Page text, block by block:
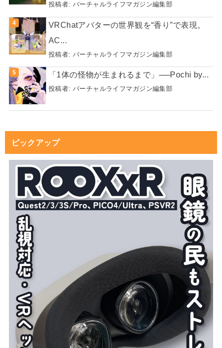
投稿者: バーチャルライフマガジン編集部
VRChatアバターの世界観を“香り”で表現。
AC...
投稿者: バーチャルライフマガジン編集部
「1体の怪物が生まれるまで」──Pochi by...
投稿者: バーチャルライフマガジン編集部
ピックアップ